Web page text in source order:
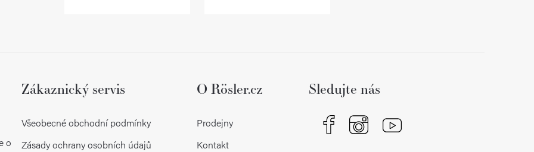
o
Zákaznický servis
Všeobecné obchodní podmínky
Zásady ochrany osobních údajů
O Rösler.cz
Prodejny
Kontakt
Sledujte nás